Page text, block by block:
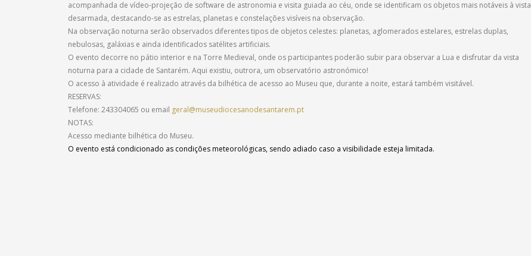
acompanhada de vídeo-projeção de software de astronomia e visita guiada ao céu, onde se identificam os objetos mais notáveis à vista
desarmada, destacando-se as estrelas, planetas e constelações visíveis na observação.
Na observação noturna serão observados diferentes tipos de objetos celestes: planetas, aglomerados estelares, estrelas duplas,
nebulosas, galáxias e ainda identificados satélites artificiais.
O evento decorre no pátio interior e na Torre Medieval, onde os participantes poderão subir para observar a Lua e disfrutar da vista
noturna para a cidade de Santarém. Aqui existiu, outrora, um observatório astronómico!
O acesso à atividade é realizado através da bilhética de acesso ao Museu que, durante a noite, estará também visitável.
RESERVAS:
Telefone: 243304065 ou email geral@museudiocesanodesantarem.pt
NOTAS:
Acesso mediante bilhética do Museu.
O evento está condicionado as condições meteorológicas, sendo adiado caso a visibilidade esteja limitada.